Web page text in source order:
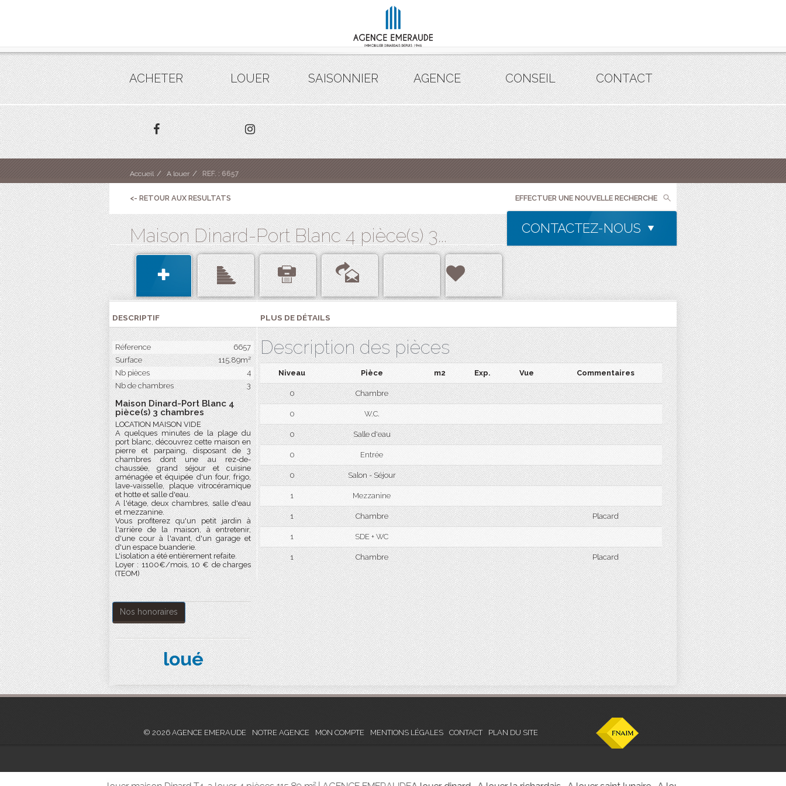
ACHETER LOUER SAISONNIER AGENCE CONSEIL CONTACT
Accueil A louer REF. : 6657
<- RETOUR AUX RESULTATS EFFECTUER UNE NOUVELLE RECHERCHE
Maison Dinard-Port Blanc 4 pièce(s) 3... CONTACTEZ-NOUS
DESCRIPTIF
Réference
6657
Surface
115.89m²
Nb pièces
4
Nb de chambres
3
Maison Dinard-Port Blanc 4
pièce(s) 3 chambres
LOCATION MAISON VIDE
A quelques minutes de la plage du
port blanc, découvrez cette maison en
pierre et parpaing, disposant de 3
chambres dont une au rez-de-
chaussée, grand séjour et cuisine
aménagée et équipée d'un four, frigo,
lave-vaisselle, plaque vitrocéramique
et hotte et salle d'eau.
A l'étage, deux chambres, salle d'eau
et mezzanine.
Vous profiterez qu'un petit jardin à
l'arrière de la maison, à entretenir,
d'une cour à l'avant, d'un garage et
d'un espace buanderie.
L'isolation a été entièrement refaite.
Loyer : 1100€/mois, 10 € de charges
(TEOM)
Nos honoraires
loué
PLUS DE DÉTAILS
Description des pièces
Niveau Pièce m2 Exp. Vue Commentaires
0 Chambre
0 W.C.
0 Salle d'eau
0 Entrée
0 Salon - Séjour
1 Mezzanine
1 Chambre Placard
1 SDE + WC
1 Chambre Placard
© 2026 AGENCE EMERAUDE NOTRE AGENCE MON COMPTE MENTIONS LÉGALES CONTACT PLAN DU SITE